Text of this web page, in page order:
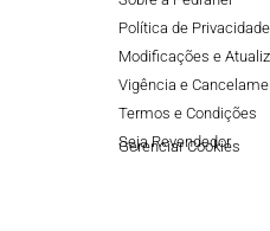
Política de Privacidade
Modificações e
Vigência e
Termos e Condições
Seja Revendedor
Gerenciar Cookies​